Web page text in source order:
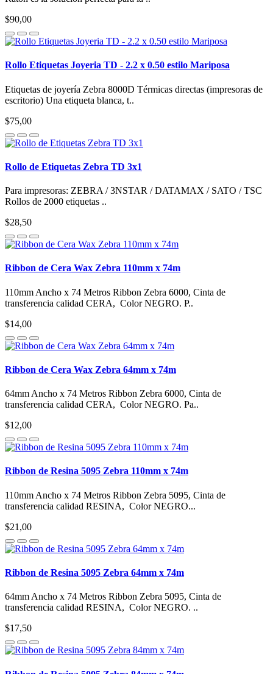
$90,00
Rollo Etiquetas Joyeria TD - 2.2 x 0.50 estilo Mariposa
Etiquetas de joyería Zebra 8000D Térmicas directas (impresoras de
escritorio) Una etiqueta blanca, t..
$75,00
Rollo de Etiquetas Zebra TD 3x1
Para impresoras: ZEBRA / 3NSTAR / DATAMAX / SATO / TSC
Rollos de 2000 etiquetas ..
$28,50
Ribbon de Cera Wax Zebra 110mm x 74m
110mm Ancho x 74 Metros Ribbon Zebra 6000, Cinta de
transferencia calidad CERA, Color NEGRO. P..
$14,00
Ribbon de Cera Wax Zebra 64mm x 74m
64mm Ancho x 74 Metros Ribbon Zebra 6000, Cinta de
transferencia calidad CERA, Color NEGRO. Pa..
$12,00
Ribbon de Resina 5095 Zebra 110mm x 74m
110mm Ancho x 74 Metros Ribbon Zebra 5095, Cinta de
transferencia calidad RESINA, Color NEGRO...
$21,00
Ribbon de Resina 5095 Zebra 64mm x 74m
64mm Ancho x 74 Metros Ribbon Zebra 5095, Cinta de
transferencia calidad RESINA, Color NEGRO. ..
$17,50